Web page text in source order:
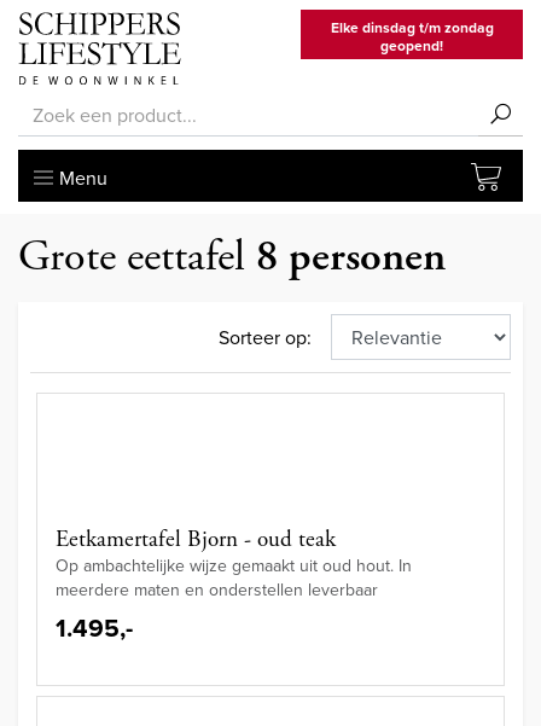
Elke dinsdag t/m zondag
geopend!
Menu
Grote eettafel 8 personen
Sorteer op:
Eetkamertafel Bjorn - oud teak
Op ambachtelijke wijze gemaakt uit oud hout. In
meerdere maten en onderstellen leverbaar
1.495,-